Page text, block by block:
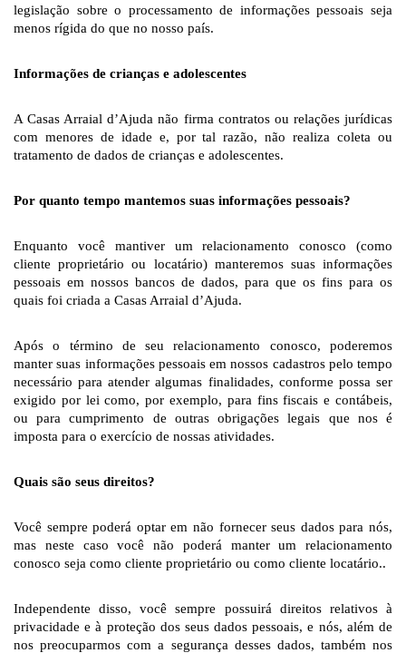
legislação sobre o processamento de informações pessoais seja
menos rígida do que no nosso país.
Informações de crianças e adolescentes
A Casas Arraial d’Ajuda não firma contratos ou relações jurídicas
com menores de idade e, por tal razão, não realiza coleta ou
tratamento de dados de crianças e adolescentes.
Por quanto tempo mantemos suas informações pessoais?
Enquanto você mantiver um relacionamento conosco (como
cliente proprietário ou locatário) manteremos suas informações
pessoais em nossos bancos de dados, para que os fins para os
quais foi criada a Casas Arraial d’Ajuda.
Após o término de seu relacionamento conosco, poderemos
manter suas informações pessoais em nossos cadastros pelo tempo
necessário para atender algumas finalidades, conforme possa ser
exigido por lei como, por exemplo, para fins fiscais e contábeis,
ou para cumprimento de outras obrigações legais que nos é
imposta para o exercício de nossas atividades.
Quais são seus direitos?
Você sempre poderá optar em não fornecer seus dados para nós,
mas neste caso você não poderá manter um relacionamento
conosco seja como cliente proprietário ou como cliente locatário..
Independente disso, você sempre possuirá direitos relativos à
privacidade e à proteção dos seus dados pessoais, e nós, além de
nos preocuparmos com a segurança desses dados, também nos